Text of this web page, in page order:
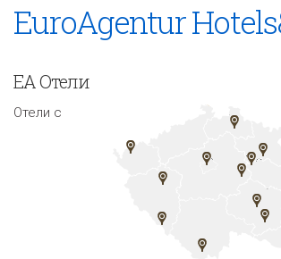
EuroAgentur
EA Отели
Отели с